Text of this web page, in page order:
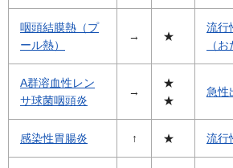
咽頭結膜熱（プ
ール熱）
→ ★
流行
（
A群溶血性レン
サ球菌咽頭炎
→
★
★
急性
感染性胃腸炎 ↑ ★ 流行